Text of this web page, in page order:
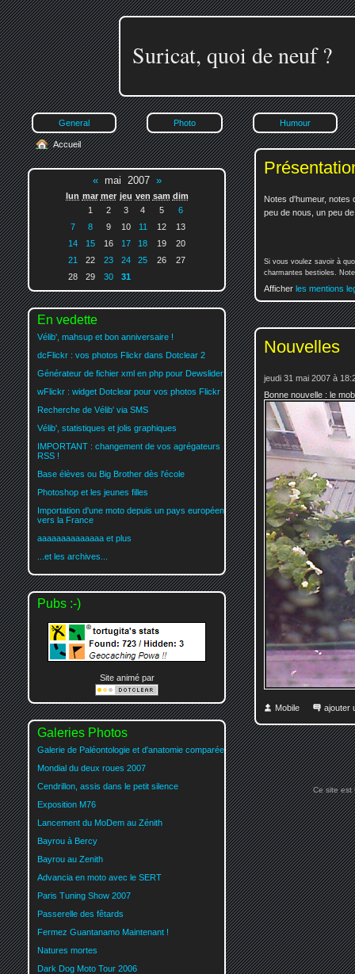
Suricat, quoi de neuf ?
General Photo Humour
Notes d'humeur, notes
peu de nous, un peu
Si vous voulez savoir à
charmantes bestioles.
Afficher les mentions
Nouvelles
jeudi 31 mai 2007 à
Bonne nouvelle : le
Mobile ajouter
Accueil
«mai 2007 »
lun mar mer jeu ven sam dim
1
2 3 4 5
6
7
8 9 10 11 12
13
14
15 16 17 18 19
20
21
22 23 24 25 26
27
28
29 30 31
En vedette
Vélib', mahsup et bon anniversaire !
dcFlickr : vos photos Flickr dans Dotclear 2
Générateur de fichier xml en php pour Dewslider
wFlickr : widget Dotclear pour vos photos Flickr
Recherche de Vélib' via SMS
Vélib', statistiques et jolis graphiques
IMPORTANT : changement de vos agrégateurs
RSS !
Base élèves ou Big Brother dès l'école
Photoshop et les jeunes filles
Importation d'une moto depuis un pays européen
vers la France
aaaaaaaaaaaaaa et plus
...et les archives...
Pubs :-)
Site animé par
Galeries Photos
Galerie de Paléontologie et d'anatomie comparée
Mondial du deux roues 2007
Cendrillon, assis dans le petit silence
Exposition M76
Lancement du MoDem au Zénith
Bayrou à Bercy
Bayrou au Zenith
Advancia en moto avec le SERT
Paris Tuning Show 2007
Passerelle des fêtards
Fermez Guantanamo Maintenant !
Natures mortes
Dark Dog Moto Tour 2006
Ce site est